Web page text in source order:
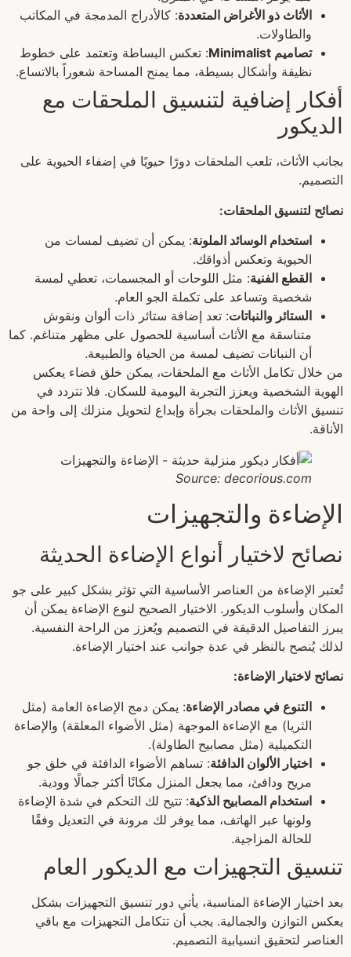
الأثاث ذو الأغراض المتعددة: كالأدراج المدمجة في المكاتب
والطاولات.
تصاميم Minimalist
: تعكس البساطة وتعتمد على خطوط
نظيفة وأشكال بسيطة، مما يمنح المساحة شعوراً بالاتساع.
أفكار إضافية لتنسيق الملحقات مع
الديكور
بجانب الأثاث، تلعب الملحقات دورًا حيويًا في إضفاء الحيوية على
التصميم.
نصائح لتنسيق الملحقات:
استخدام الوسائد الملونة: يمكن أن تضيف لمسات من
الحيوية وتعكس أذواقك.
القطع الفنية: مثل اللوحات أو المجسمات، تعطي لمسة
شخصية وتساعد على تكملة الجو العام.
الستائر والنباتات: تعد إضافة ستائر ذات ألوان ونقوش
متناسقة مع الأثاث أساسية للحصول على مظهر متناغم. كما
أن النباتات تضيف لمسة من الحياة والطبيعة.
من خلال تكامل الأثاث مع الملحقات، يمكن خلق فضاء يعكس
الهوية الشخصية ويعزز التجربة اليومية للسكان. فلا تتردد في
تنسيق الأثاث والملحقات بجرأة وإبداع لتحويل منزلك إلى واحة من
الأناقة.
Source: decorious.com
الإضاءة والتجهيزات
نصائح لاختيار أنواع الإضاءة الحديثة
تُعتبر الإضاءة من العناصر الأساسية التي تؤثر بشكل كبير على جو
المكان وأسلوب الديكور. الاختيار الصحيح لنوع الإضاءة يمكن أن
يبرز التفاصيل الدقيقة في التصميم ويُعزز من الراحة النفسية.
لذلك يُنصح بالنظر في عدة جوانب عند اختيار الإضاءة.
نصائح لاختيار الإضاءة:
التنوع في مصادر الإضاءة: يمكن دمج الإضاءة العامة (مثل
الثريا) مع الإضاءة الموجهة (مثل الأضواء المعلقة) والإضاءة
التكميلية (مثل مصابيح الطاولة).
اختيار الألوان الدافئة: تساهم الأضواء الدافئة في خلق جو
مريح ودافئ، مما يجعل المنزل مكانًا أكثر جمالًا وودية.
استخدام المصابيح الذكية: تتيح لك التحكم في شدة الإضاءة
ولونها عبر الهاتف، مما يوفر لك مرونة في التعديل وفقًا
للحالة المزاجية.
تنسيق التجهيزات مع الديكور العام
بعد اختيار الإضاءة المناسبة، يأتي دور تنسيق التجهيزات بشكل
يعكس التوازن والجمالية. يجب أن تتكامل التجهيزات مع باقي
العناصر لتحقيق انسيابية التصميم.